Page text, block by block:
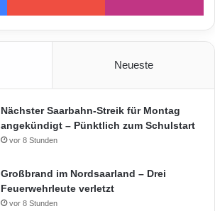
Neueste
Nächster Saarbahn-Streik für Montag
angekündigt – Pünktlich zum Schulstart
vor 8 Stunden
Großbrand im Nordsaarland – Drei
Feuerwehrleute verletzt
vor 8 Stunden